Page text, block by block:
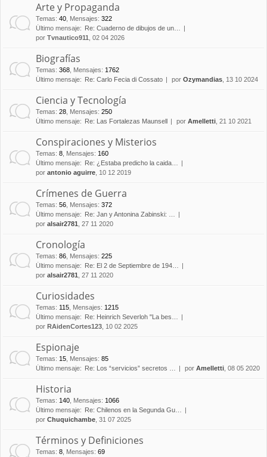
Arte y Propaganda
Temas: 40 Mensajes: 322
Último mensaje:
Re: Cuaderno de dibujos de un…
por Tvnautico911 , 02 04 2026
Biografías
Temas: 368 Mensajes: 1762
Último mensaje:
Re: Carlo Fecia di Cossato por Ozymandias , 13 10 2024
Ciencia y Tecnología
Temas: 28 Mensajes: 250
Último mensaje:
Re: Las Fortalezas Maunsell por Amelletti , 21 10 2021
Conspiraciones y Misterios
Temas: 8 Mensajes: 160
Último mensaje:
Re: ¿Estaba predicho la caida…
por antonio aguirre , 10 12 2019
Crímenes de Guerra
Temas: 56 Mensajes: 372
Último mensaje:
Re: Jan y Antonina Zabinski: …
por alsair2781 , 27 11 2020
Cronología
Temas: 86 Mensajes: 225
Último mensaje:
Re: El 2 de Septiembre de 194…
por alsair2781 , 27 11 2020
Curiosidades
Temas: 115 Mensajes: 1215
Último mensaje:
Re: Heinrich Severloh "La bes…
por RAidenCortes123 , 10 02 2025
Espionaje
Temas: 15 Mensajes: 85
Último mensaje:
Re: Los “servicios” secretos … por Amelletti , 08 05 2020
Historia
Temas: 140 Mensajes: 1066
Último mensaje:
Re: Chilenos en la Segunda Gu…
por Chuquichambe , 31 07 2025
Términos y Definiciones
Temas: 8 Mensajes: 69